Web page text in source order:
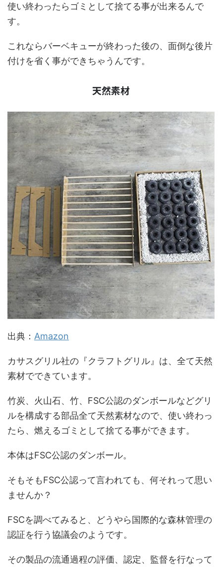
使い終わったらゴミとして捨てる事が出来るんで
す。
これならバーベキューが終わった後の、面倒な後片
付けを省く事ができちゃうんです。
天然素材
出典： Amazon
カサスグリル社の『クラフトグリル』は、全て天然
素材でできています。
竹炭、火山石、竹、FSC公認のダンボールなどグリ
ルを構成する部品全て天然素材なので、使い終わっ
たら、燃えるゴミとして捨てる事ができます。
本体はFSC公認のダンボール。
そもそもFSC公認って言われても、何それって思い
ませんか？
FSCを調べてみると、どうやら国際的な森林管理の
認証を行う協議会のようです。
その製品の流通過程の評価、認定、監督を行なって